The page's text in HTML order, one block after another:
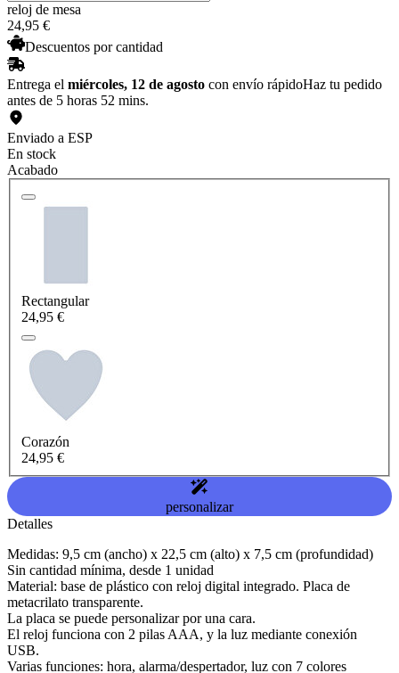
reloj de mesa
24,95 €
Descuentos por cantidad
Entrega el miércoles, 12 de agosto con envío rápidoHaz tu pedido
antes de 5 horas 52 mins.
Enviado a ESP
En stock
Acabado
Rectangular
24,95 €
Corazón
24,95 €
personalizar
Detalles
Medidas: 9,5 cm (ancho) x 22,5 cm (alto) x 7,5 cm (profundidad)
Sin cantidad mínima, desde 1 unidad
Material: base de plástico con reloj digital integrado. Placa de
metacrilato transparente.
La placa se puede personalizar por una cara.
El reloj funciona con 2 pilas AAA, y la luz mediante conexión
USB.
Varias funciones: hora, alarma/despertador, luz con 7 colores